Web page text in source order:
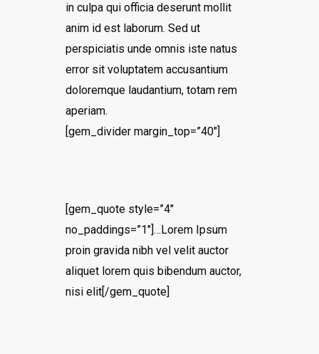
in culpa qui officia deserunt mollit
anim id est laborum. Sed ut
perspiciatis unde omnis iste natus
error sit voluptatem accusantium
doloremque laudantium, totam rem
aperiam.
[gem_divider margin_top=”40″]
[gem_quote style=”4″
no_paddings=”1″]…Lorem Ipsum
proin gravida nibh vel velit auctor
aliquet lorem quis bibendum auctor,
nisi elit[/gem_quote]